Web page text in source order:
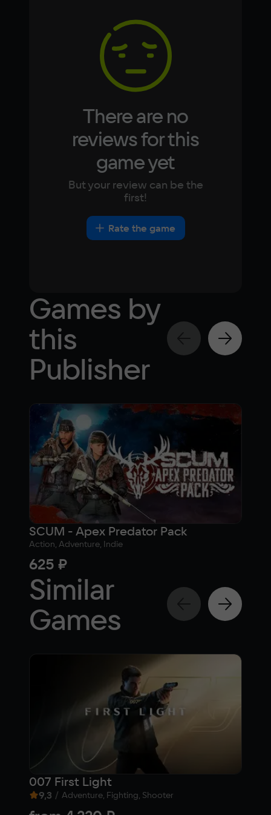
Video card
NVIDIA GeForce GTX 1060
DirectX(R): 11, Звуковая карта: совместимая
Japanese
There are no
reviews for this
game yet
But your review can be the
first!
Rate the game
Games by
this
Publisher
SCUM - Apex Predator Pack
Action, Adventure, Indie
625 ₽
Similar
Games
007 First Light
9,3 / Adventure, Fighting, Shooter